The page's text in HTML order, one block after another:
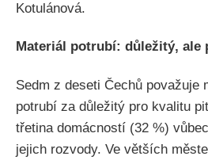
Kotulánová.
Materiál potrubí: důležitý, ale
Sedm z deseti Čechů považuje
potrubí za důležitý pro kvalitu
třetina domácností (32 %)
jejich rozvody. Ve větších